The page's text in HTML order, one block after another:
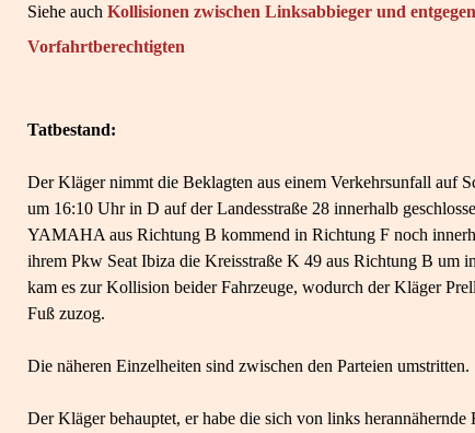
Siehe auch Kollisionen zwischen Linksabbieger und
Vorfahrtberechtigten
Tatbestand:
Der Kläger nimmt die Beklagten aus einem Verkehrsunfall auf
um 16:10 Uhr in D auf der Landesstraße 28 innerhalb
YAMAHA aus Richtung B kommend in Richtung F noch
ihrem Pkw Seat Ibiza die Kreisstraße K 49 aus Richtung B um
kam es zur Kollision beider Fahrzeuge, wodurch der Kläger
Fuß zuzog.
Die näheren Einzelheiten sind zwischen den Parteien umstritten.
Der Kläger behauptet, er habe die sich von links